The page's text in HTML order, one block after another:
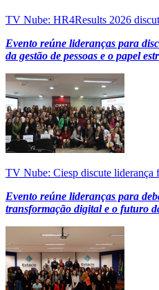
TV Nube: HR4Results 2026
Evento reúne lideranças para
da gestão de pessoas e o papel
TV Nube: Ciesp discute liderança
Evento reúne lideranças para
transformação digital e o futuro